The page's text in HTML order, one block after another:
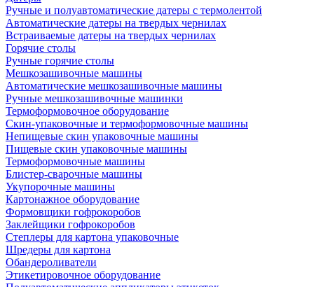
Ручные и полуавтоматические датеры с термолентой
Автоматические датеры на твердых чернилах
Встраиваемые датеры на твердых чернилах
Горячие столы
Ручные горячие столы
Мешкозашивочные машины
Автоматические мешкозашивочные машины
Ручные мешкозашивочные машинки
Термоформовочное оборудование
Скин-упаковочные и термоформовочные машины
Непищевые скин упаковочные машины
Пищевые скин упаковочные машины
Термоформовочные машины
Блистер-сварочные машины
Укупорочные машины
Картонажное оборудование
Формовщики гофрокоробов
Заклейщики гофрокоробов
Степлеры для картона упаковочные
Шредеры для картона
Обандероливатели
Этикетировочное оборудование